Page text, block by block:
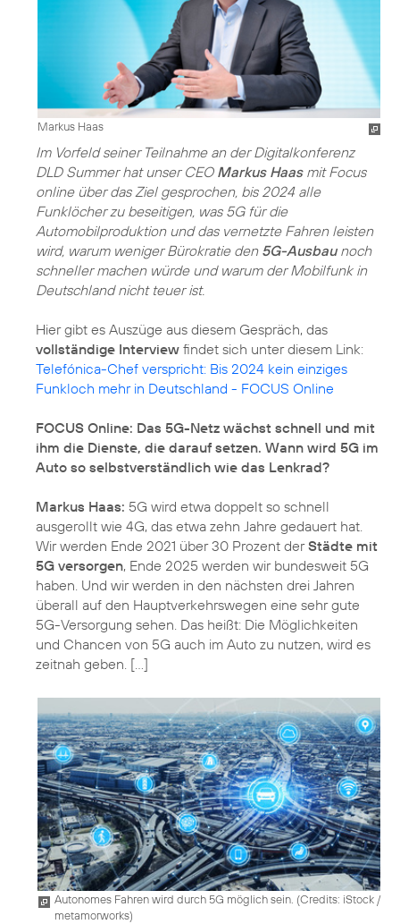
Markus Haas
Im Vorfeld seiner Teilnahme an der Digitalkonferenz
DLD Summer hat unser CEO Markus Haasmit Focus
online über das Ziel gesprochen, bis 2024 alle
Funklöcher zu beseitigen, was 5G für die
Automobilproduktion und das vernetzte Fahren leisten
wird, warum weniger Bürokratie den 5G-Ausbaunoch
schneller machen würde und warum der Mobilfunk in
Deutschland nicht teuer ist.
Hier gibt es Auszüge aus diesem Gespräch, das
vollständige Interview findet sich unter diesem Link:
Telefónica-Chef verspricht: Bis 2024 kein einziges
Funkloch mehr in Deutschland - FOCUS Online
FOCUS Online: Das 5G-Netz wächst schnell und mit
ihm die Dienste, die darauf setzen. Wann wird 5G im
Auto so selbstverständlich wie das Lenkrad?
Markus Haas: 5G wird etwa doppelt so schnell
ausgerollt wie 4G, das etwa zehn Jahre gedauert hat.
Wir werden Ende 2021 über 30 Prozent derStädte mit
5G versorgen, Ende 2025 werden wir bundesweit 5G
haben. Und wir werden in den nächsten drei Jahren
überall auf den Hauptverkehrswegen eine sehr gute
5G-Versorgung sehen. Das heißt: Die Möglichkeiten
und Chancen von 5G auch im Auto zu nutzen, wird es
zeitnah geben. [...]
Autonomes Fahren wird durch 5G möglich sein. (Credits: iStock /
metamorworks)